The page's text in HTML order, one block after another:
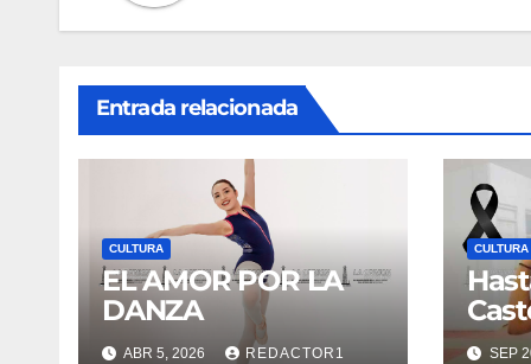
Entrada relacionada
CULTURA
EL AMOR POR LA
DANZA
ABR 5, 2026 REDACTOR1
CULTURA
SEP